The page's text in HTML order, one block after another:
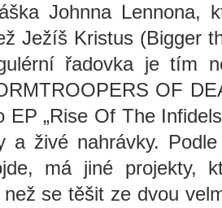
Johnna Lennona,
Ježíš Kristus (Bigger
řadovka je tím
OF
EP „Rise Of The
a živé nahrávky.
má jiné projekty,
se těšit ze dvou